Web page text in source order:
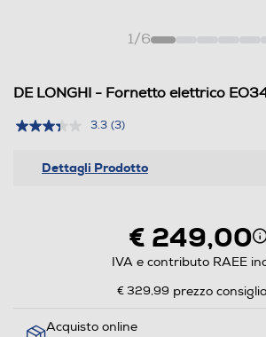
1/6
DE LONGHI - Fornetto elettrico
3.3 (3)
Dettagli Prodotto
€ 249,00
IVA e contributo RAEE
€ 329,99 prezzo
Acquisto online